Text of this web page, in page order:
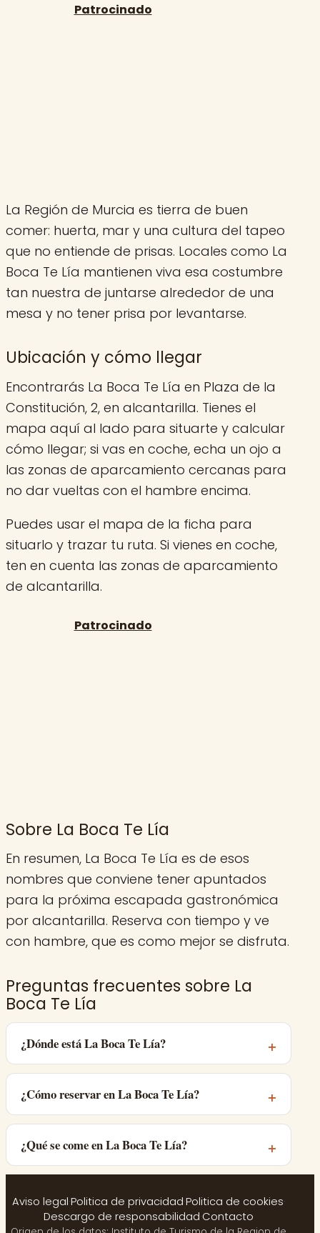
La Región de Murcia es tierra de buen
comer: huerta, mar y una cultura del tapeo
que no entiende de prisas. Locales como La
Boca Te Lía mantienen viva esa costumbre
tan nuestra de juntarse alrededor de una
mesa y no tener prisa por levantarse.
Ubicación y cómo llegar
Encontrarás La Boca Te Lía en Plaza de la
Constitución, 2, en alcantarilla. Tienes el
mapa aquí al lado para situarte y calcular
cómo llegar; si vas en coche, echa un ojo a
las zonas de aparcamiento cercanas para
no dar vueltas con el hambre encima.
Puedes usar el mapa de la ficha para
situarlo y trazar tu ruta. Si vienes en coche,
ten en cuenta las zonas de aparcamiento
de alcantarilla.
Sobre La Boca Te Lía
En resumen, La Boca Te Lía es de esos
nombres que conviene tener apuntados
para la próxima escapada gastronómica
por alcantarilla. Reserva con tiempo y ve
con hambre, que es como mejor se disfruta.
Preguntas frecuentes sobre La
Boca Te Lía
¿Dónde está La Boca Te Lía?
¿Cómo reservar en La Boca Te Lía?
¿Qué se come en La Boca Te Lía?
Aviso legal·Politica de privacidad·Politica de cookies·
Descargo de responsabilidad·Contacto